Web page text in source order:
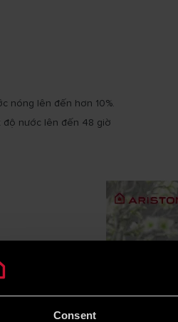
Consent
nóng lên đến hơn 10%.
độ nước lên đến 48 giờ